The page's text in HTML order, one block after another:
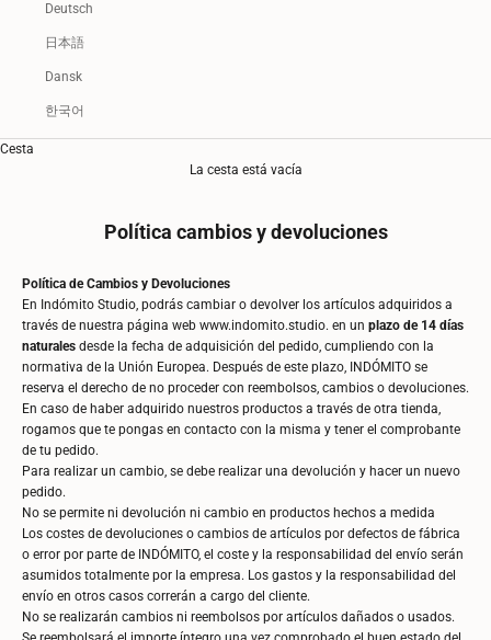
Deutsch
日本語
Dansk
한국어
Cesta
La cesta está vacía
Política cambios y devoluciones
Política de Cambios y Devoluciones
En Indómito Studio, podrás cambiar o devolver los artículos adquiridos a
través de nuestra página web www.indomito.studio. en un plazo de 14 días
naturales desde la fecha de adquisición del pedido, cumpliendo con la
normativa de la Unión Europea. Después de este plazo, INDÓMITO se
reserva el derecho de no proceder con reembolsos, cambios o devoluciones.
En caso de haber adquirido nuestros productos a través de otra tienda,
rogamos que te pongas en contacto con la misma y tener el comprobante
de tu pedido.
Para realizar un cambio, se debe realizar una devolución y hacer un nuevo
pedido.
No se permite ni devolución ni cambio en productos hechos a medida
Los costes de devoluciones o cambios de artículos por defectos de fábrica
o error por parte de INDÓMITO, el coste y la responsabilidad del envío serán
asumidos totalmente por la empresa. Los gastos y la responsabilidad del
envío en otros casos correrán a cargo del cliente.
No se realizarán cambios ni reembolsos por artículos dañados o usados.